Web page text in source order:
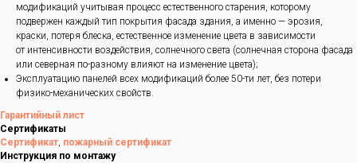
модификаций учитывая процесс естественного старения, которому
подвержен каждый тип покрытия фасада здания, а именно — эрозия,
краски, потеря блеска, естественное изменение цвета в зависимости
от интенсивности воздействия, солнечного света (солнечная сторона фасада
или северная по-разному влияют на изменение цвета);
Эксплуатацию панелей всех модификаций более 50-ти лет, без потери
физико-механических свойств.
Гарантийный лист
Сертификаты
Сертификат, пожарный сертификат
Инструкция по монтажу